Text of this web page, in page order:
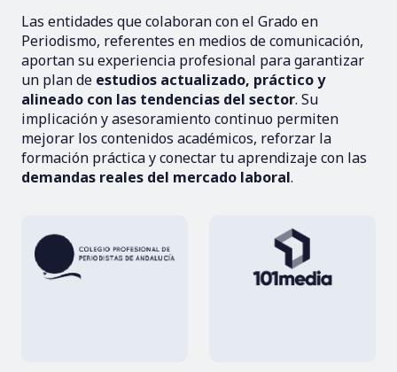
Las entidades que colaboran con el Grado en
Periodismo, referentes en medios de comunicación,
aportan su experiencia profesional para garantizar
un plan de estudios actualizado, práctico y
alineado con las tendencias del sector. Su
implicación y asesoramiento continuo permiten
mejorar los contenidos académicos, reforzar la
formación práctica y conectar tu aprendizaje con las
demandas reales del mercado laboral.